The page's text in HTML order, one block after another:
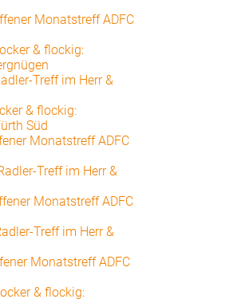
Monatstreff ADFC
& flockig:
Treff im Herr &
& flockig:
Süd
Monatstreff ADFC
Treff im Herr &
Monatstreff ADFC
Treff im Herr &
Monatstreff ADFC
& flockig: